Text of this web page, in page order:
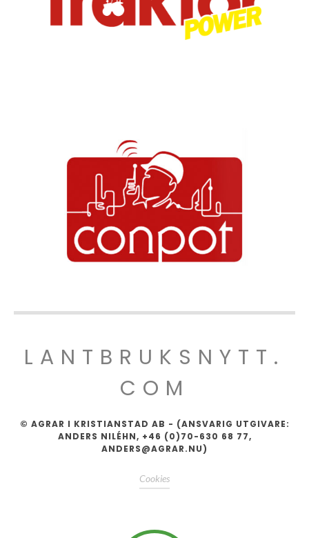
LANTBRUKSNYTT.
COM
© AGRAR I KRISTIANSTAD AB - (ANSVARIG UTGIVARE:
ANDERS NILÉHN, +46 (0)70-630 68 77,
ANDERS@AGRAR.NU)
Cookies